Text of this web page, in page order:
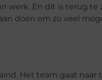
werk. En dit is terug te
doen om zo veel
Het team gaat naar